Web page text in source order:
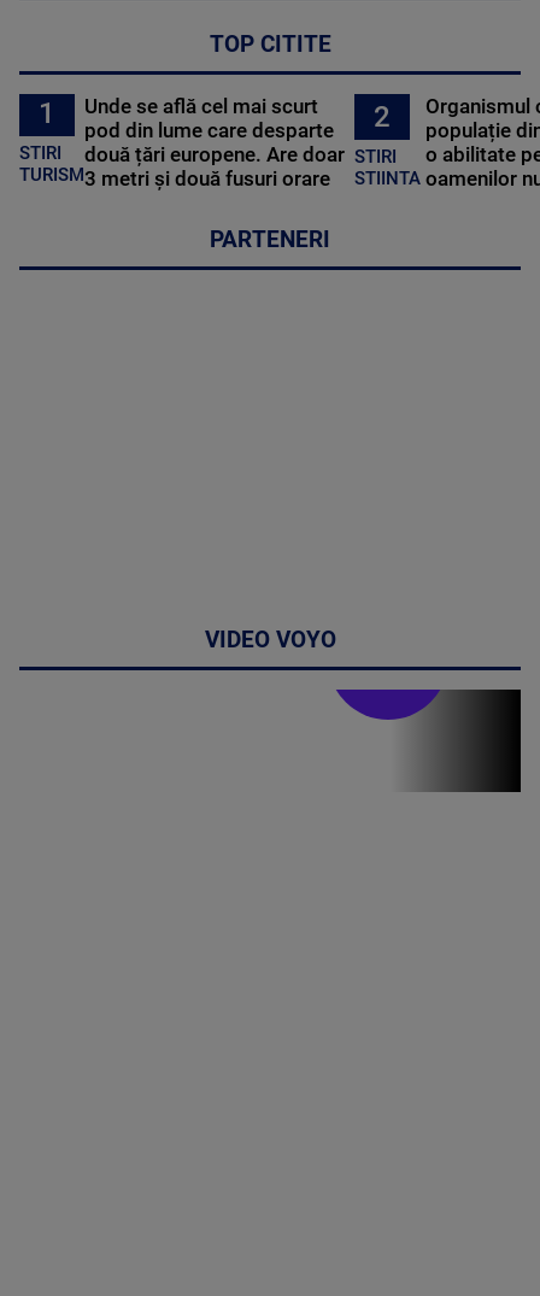
TOP CITITE
1
STIRI
TURISM
Unde se află cel mai scurt
pod din lume care desparte
două țări europene. Are doar
3 metri și două fusuri orare
2
STIRI
STIINTA
Organismul
populație
o abilitate
oamenilor
PARTENERI
VIDEO VOYO